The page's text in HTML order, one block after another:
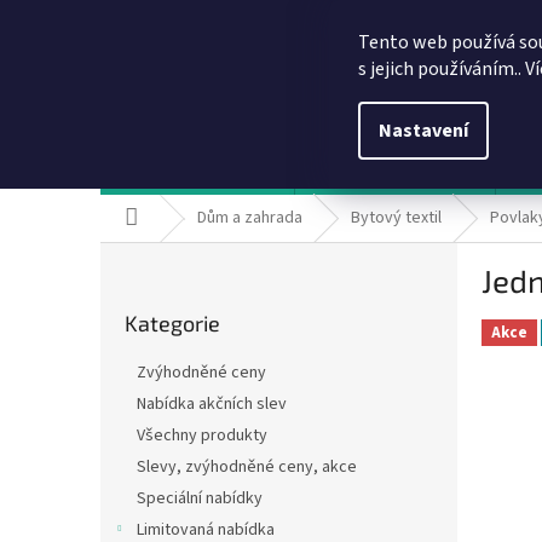
Tento web používá
s jejich používáním..
Nastavení
Domů Dům a zahrada Bytový textil
kategorie
Kategorie
Zvýhodněné ceny
Nabídka akčních slev
Všechny produkty
Slevy, zvýhodněné ceny, akce
Speciální nabídky
Limitovaná nabídka
Akce